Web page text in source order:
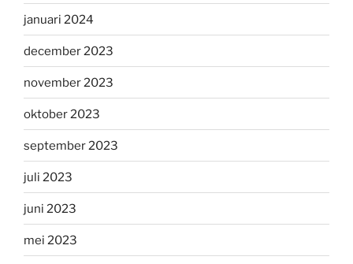
januari 2024
december 2023
november 2023
oktober 2023
september 2023
juli 2023
juni 2023
mei 2023